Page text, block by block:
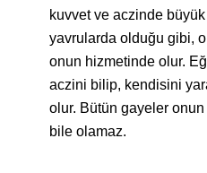
kuvvet ve aczinde
yavrularda olduğu gibi,
onun hizmetinde olur.
aczini bilip, kendisini
olur. Bütün gayeler
bile olamaz.